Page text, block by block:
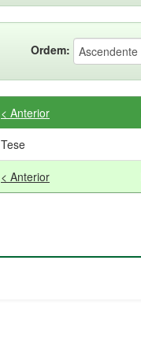
Ordem:
< Anterior
Tese
< Anterior